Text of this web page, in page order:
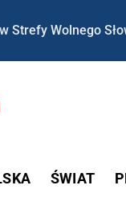
Strefy Wolnego
ŚWIAT